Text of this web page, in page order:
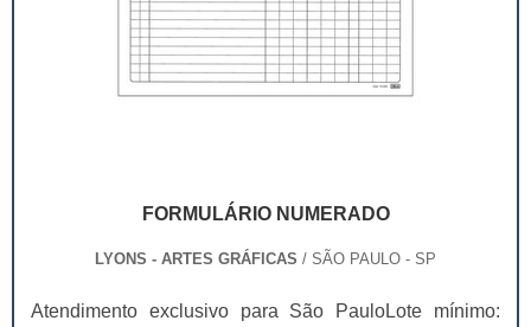
FORMULÁRIO NUMERADO
LYONS - ARTES GRÁFICAS / SÃO PAULO - SP
Atendimento exclusivo para São PauloLote mínimo: